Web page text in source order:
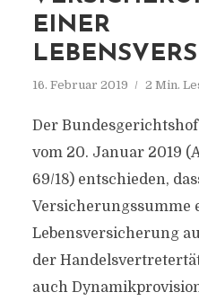
EINER
16. Februar 2019 2 Min.
Der
vom 20. Januar 2019
69/18) entschieden,
Versicherungssumme
Lebensversicherung
der
auch